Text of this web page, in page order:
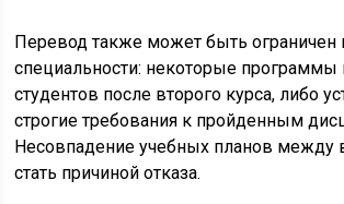
Перевод также может быть ограничен
специальности: некоторые
студентов после второго курса, либо
строгие требования к пройденным
Несовпадение учебных планов между
стать причиной отказа.